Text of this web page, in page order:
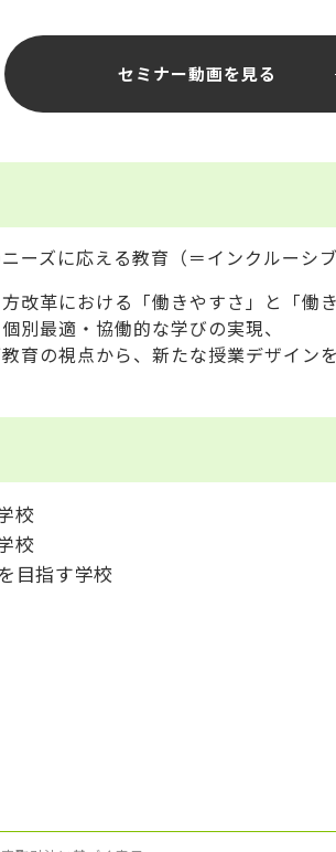
セミナー動画を見る
ーズに応える教育（＝インクルーシ
改革における「働きやすさ」と「働
別最適・協働的な学びの実現、
育の視点から、新たな授業デザインを
校
校
目指す学校